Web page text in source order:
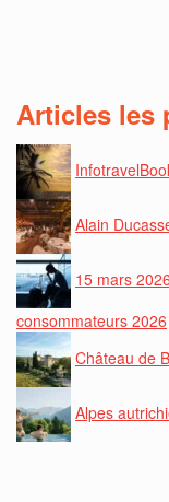
Articles les
Alain
15 mars
consommateurs 2026
Château de
Alpes